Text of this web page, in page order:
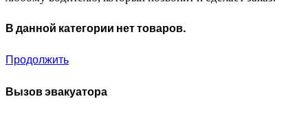
В данной категории нет товаров.
Продолжить
Вызов эвакуатора